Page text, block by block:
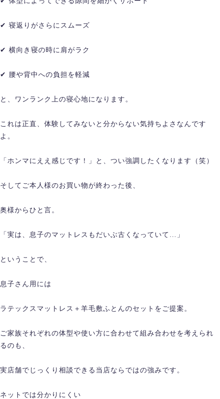
✔ 寝返りがさらにスムーズ
✔ 横向き寝の時に肩がラク
✔ 腰や背中への負担を軽減
と、ワンランク上の寝心地になります。
これは正直、体験してみないと分からない気持ちよさなんです
よ。
「ホンマにええ感じです！」と、つい強調したくなります（笑）
そしてご本人様のお買い物が終わった後、
奥様からひと言。
「実は、息子のマットレスもだいぶ古くなっていて…」
ということで、
息子さん用には
ラテックスマットレス＋羊毛敷ふとんのセットをご提案。
ご家族それぞれの体型や使い方に合わせて組み合わせを考えられ
るのも、
実店舗でじっくり相談できる当店ならではの強みです。
ネットでは分かりにくい